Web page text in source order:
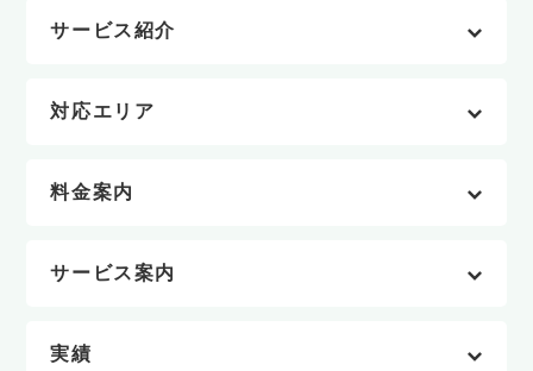
サービス紹介
対応エリア
料金案内
サービス案内
実績